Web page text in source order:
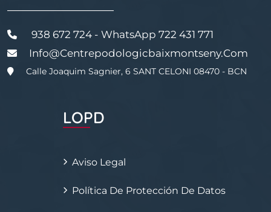
———————————
938 672 724 - WhatsApp 722 431 771
Info@centrepodologicbaixmontseny.com
Calle Joaquim Sagnier, 6 SANT CELONI 08470 - BCN
LOPD
Aviso Legal
Política De Protección De Datos